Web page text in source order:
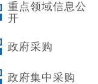
重点领域信息公
开
政府采购
政府集中采购